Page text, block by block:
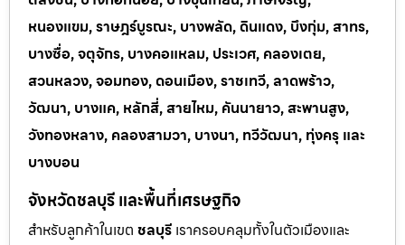
หนองแขม, ราษฎร์บูรณะ, บางพลัด, ดินแดง, บึงกุ่ม, สาทร,
บางซื่อ, จตุจักร, บางคอแหลม, ประเวศ, คลองเตย,
สวนหลวง, จอมทอง, ดอนเมือง, ราชเทวี, ลาดพร้าว,
วัฒนา, บางแค, หลักสี่, สายไหม, คันนายาว, สะพานสูง,
วังทองหลาง, คลองสามวา, บางนา, ทวีวัฒนา, ทุ่งครุ และ
บางบอน
จังหวัดชลบุรี และพื้นที่เศรษฐกิจ
สำหรับลูกค้าในเขต ชลบุรี เราครอบคลุมทั้งในตัวเมืองและ